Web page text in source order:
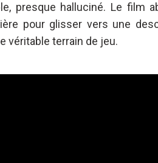
presque halluciné. Le film
pour glisser vers une
véritable terrain de jeu.